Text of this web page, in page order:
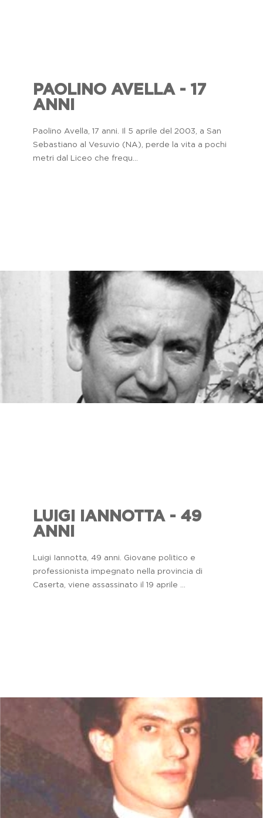
PAOLINO AVELLA - 17
ANNI
Paolino Avella, 17 anni. Il 5 aprile del 2003, a San
Sebastiano al Vesuvio (NA), perde la vita a pochi
metri dal Liceo che frequ...
LUIGI IANNOTTA - 49
ANNI
Luigi Iannotta, 49 anni. Giovane politico e
professionista impegnato nella provincia di
Caserta, viene assassinato il 19 aprile ...